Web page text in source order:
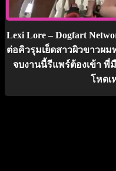
Lexi Lore – Dogfart
ต่อคิวรุมเย็ดสาวผิวขาวผม
จบงานนี้รีแพร์ต้องเข้า
โหดเ